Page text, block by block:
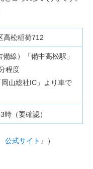
高松稲荷712
線）「備中高松駅」
程度
山総社IC」より車で
（要確認）
公式サイト 』）